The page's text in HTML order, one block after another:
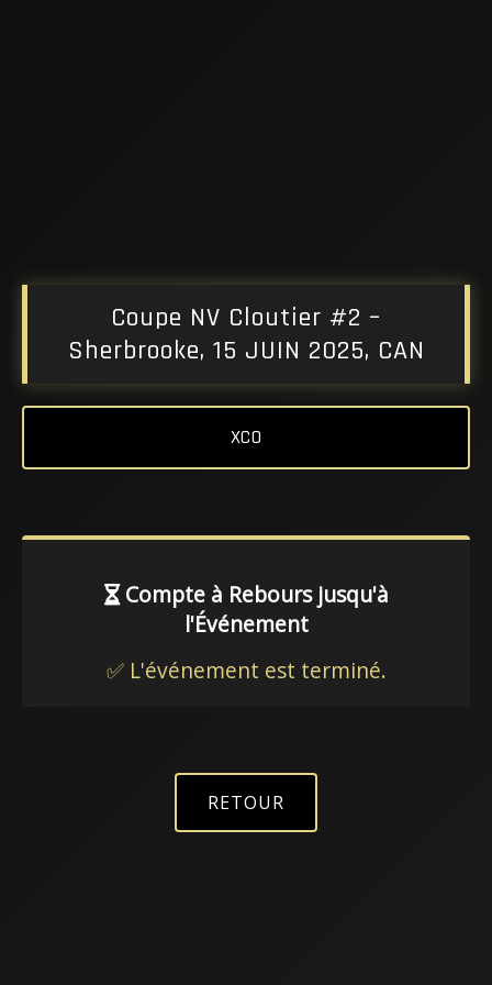
Coupe NV Cloutier #2 –
Sherbrooke, 15 JUIN 2025, CAN
XCO
Compte à Rebours jusqu'à
l'Événement
✅ L'événement est terminé.
RETOUR